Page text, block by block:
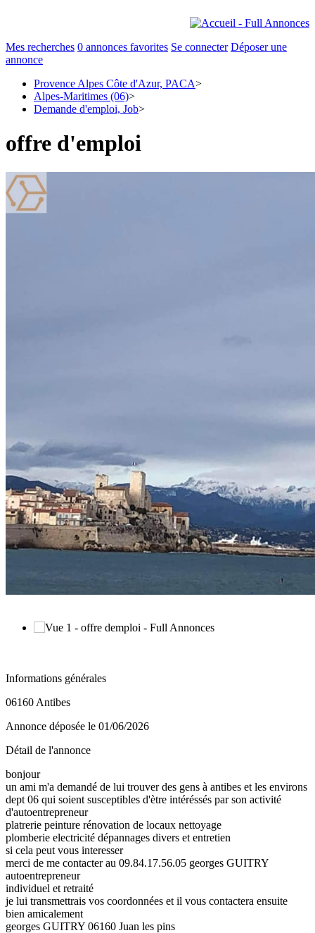
Mes recherches 0 annonces favorites Se connecter Déposer une
annonce
Provence Alpes Côte d'Azur, PACA>
Alpes-Maritimes (06)>
Demande d'emploi, Job>
offre d'emploi
Informations générales
06160 Antibes
Annonce déposée le 01/06/2026
Détail de l'annonce
bonjour
un ami m'a demandé de lui trouver des gens à antibes et les environs
dept 06 qui soient susceptibles d'ètre intéréssés par son activité
d'autoentrepreneur
platrerie peinture rénovation de locaux nettoyage
plomberie electricité dépannages divers et entretien
si cela peut vous interesser
merci de me contacter au 09.84.17.56.05 georges GUITRY
autoentrepreneur
individuel et retraité
je lui transmettrais vos coordonnées et il vous contactera ensuite
bien amicalement
georges GUITRY 06160 Juan les pins